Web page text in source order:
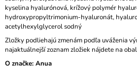
kyselina hyalurónová, krížový polymér
hydroxypropyltrimonium-hyaluronát,
acetylhexylglycerol sodný
Zložky podliehajú zmenám podľa uváženia
najaktuálnejší zoznam zložiek nájdete na
O značke: Anua